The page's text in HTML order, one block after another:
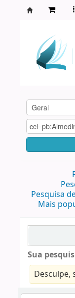
Agamenon
Pesquisa
Mais
Sua
Desculpe,